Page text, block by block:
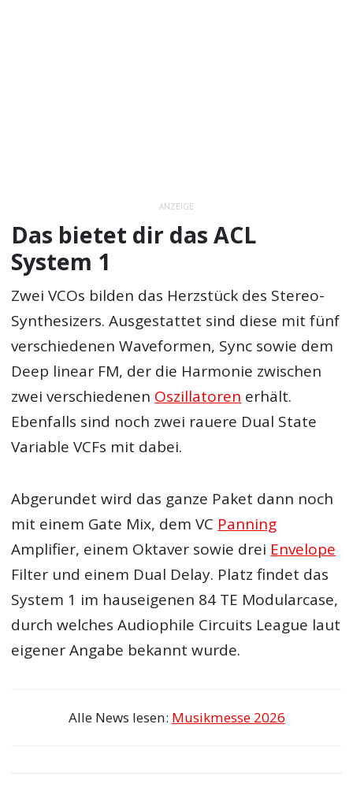
ANZEIGE
Das bietet dir das ACL
System 1
Zwei VCOs bilden das Herzstück des Stereo-
Synthesizers. Ausgestattet sind diese mit fünf
verschiedenen Waveformen, Sync sowie dem
Deep linear FM, der die Harmonie zwischen
zwei verschiedenen Oszillatoren erhält.
Ebenfalls sind noch zwei rauere Dual State
Variable VCFs mit dabei.
Abgerundet wird das ganze Paket dann noch
mit einem Gate Mix, dem VC Panning
Amplifier, einem Oktaver sowie drei Envelope
Filter und einem Dual Delay. Platz findet das
System 1 im hauseigenen 84 TE Modularcase,
durch welches Audiophile Circuits League laut
eigener Angabe bekannt wurde.
Alle News lesen: Musikmesse 2026